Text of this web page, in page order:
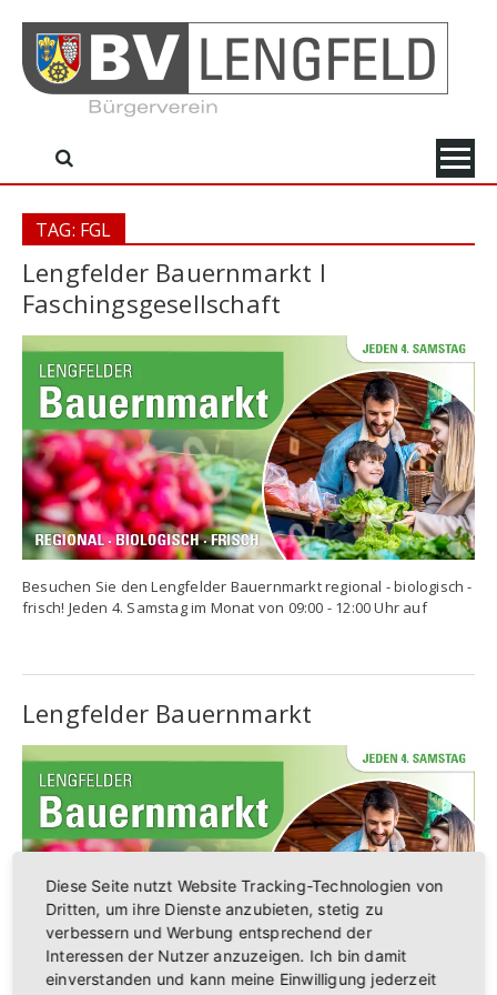
content
TAG: FGL
Lengfelder Bauernmarkt I
Faschingsgesellschaft
Besuchen Sie den Lengfelder Bauernmarkt regional - biologisch -
frisch! Jeden 4. Samstag im Monat von 09:00 - 12:00 Uhr auf
Lengfelder Bauernmarkt
Diese Seite nutzt Website Tracking-Technologien von
Dritten, um ihre Dienste anzubieten, stetig zu
verbessern und Werbung entsprechend der
Interessen der Nutzer anzuzeigen. Ich bin damit
einverstanden und kann meine Einwilligung jederzeit